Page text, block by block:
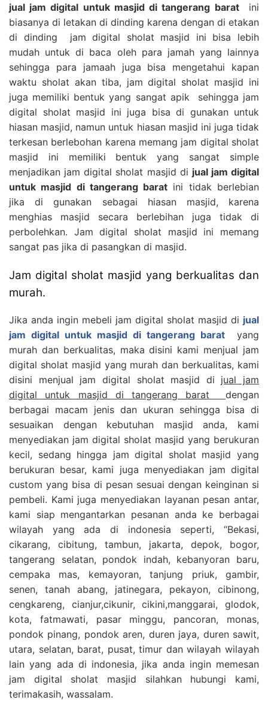
jual jam digital untuk masjid di tangerang baratini
biasanya di letakan di dinding karena dengan di etakan
di dinding jam digital sholat masjid ini bisa lebih
mudah untuk di baca oleh para jamah yang lainnya
sehingga para jamaah juga bisa mengetahui kapan
waktu sholat akan tiba, jam digital sholat masjid ini
juga memiliki bentuk yang sangat apik sehingga jam
digital sholat masjid ini juga bisa di gunakan untuk
hiasan masjid, namun untuk hiasan masjid ini juga tidak
terkesan berlebohan karena memang jam digital sholat
masjid ini memiliki bentuk yang sangat simple
menjadikan jam digital sholat masjid di jual jam digital
untuk masjid di tangerang barat ini tidak berlebian
jika di gunakan sebagai hiasan masjid, karena
menghias masjid secara berlebihan juga tidak di
perbolehkan. Jam digital sholat masjid ini memang
sangat pas jika di pasangkan di masjid.
Jam digital sholat masjid yang berkualitas dan
murah.
Jika anda ingin mebeli jam digital sholat masjid di jual
jam digital untuk masjid di tangerang barat yang
murah dan berkualitas, maka disini kami menjual jam
digital sholat masjid yang murah dan berkualitas, kami
disini menjual jam digital sholat masjid di jual jam
digital untuk masjid di tangerang barat
dengan
berbagai macam jenis dan ukuran sehingga bisa di
sesuaikan dengan kebutuhan masjid anda, kami
menyediakan jam digital sholat masjid yang berukuran
kecil, sedang hingga jam digital sholat masjid yang
berukuran besar, kami juga menyediakan jam digital
custom yang bisa di pesan sesuai dengan keinginan si
pembeli. Kami juga menyediakan layanan pesan antar,
kami siap mengantarkan pesanan anda ke berbagai
wilayah yang ada di indonesia seperti, “Bekasi,
cikarang, cibitung, tambun, jakarta, depok, bogor,
tangerang selatan, pondok indah, kebanyoran baru,
cempaka mas, kemayoran, tanjung priuk, gambir,
senen, tanah abang, jatinegara, pekayon, cibinong,
cengkareng, cianjur,cikunir, cikini,manggarai, glodok,
kota, fatmawati, pasar minggu, pancoran, monas,
pondok pinang, pondok aren, duren jaya, duren sawit,
utara, selatan, barat, pusat, timur dan wilayah wilayah
lain yang ada di indonesia, jika anda ingin memesan
jam digital sholat masjid silahkan hubungi kami,
terimakasih, wassalam.